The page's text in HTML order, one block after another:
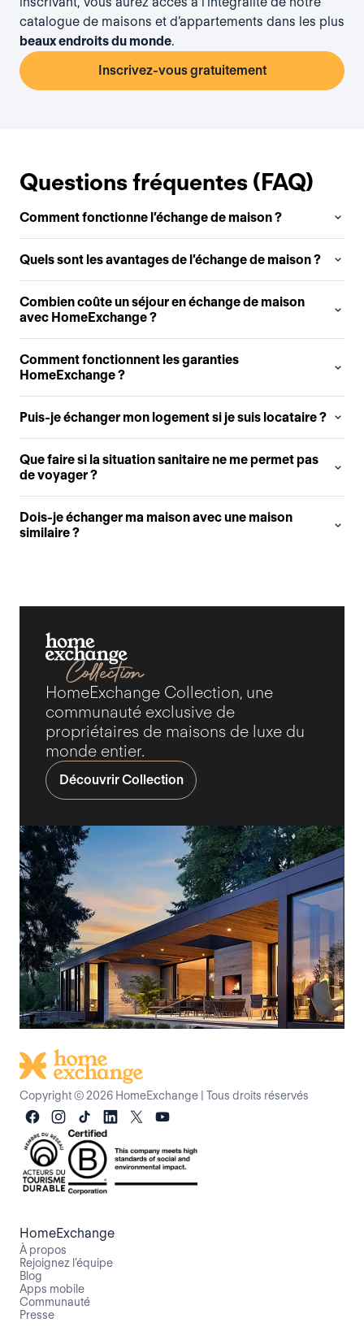
catalogue de maisons et d’appartements dans les plus
beaux endroits du monde.
Inscrivez-vous gratuitement
Questions fréquentes (FAQ)
Comment fonctionne l’échange de maison ?
Quels sont les avantages de l’échange de maison ?
Combien coûte un séjour en échange de maison
avec HomeExchange ?
Comment fonctionnent les garanties
HomeExchange ?
Puis-je échanger mon logement si je suis locataire ?
Que faire si la situation sanitaire ne me permet pas
de voyager ?
Dois-je échanger ma maison avec une maison
similaire ?
HomeExchange Collection, une
communauté exclusive de
propriétaires de maisons de luxe du
monde entier.
Découvrir Collection
Copyright © 2026 HomeExchange Tous droits réservés
HomeExchange
À propos
Rejoignez l’équipe
Blog
Apps mobile
Communauté
Presse